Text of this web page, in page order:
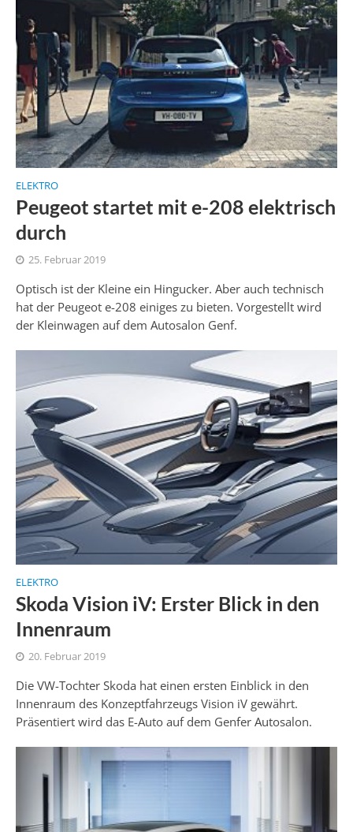
ELEKTRO
Peugeot startet mit e-208 elektrisch
durch
25. Februar 2019
Optisch ist der Kleine ein Hingucker. Aber auch technisch
hat der Peugeot e-208 einiges zu bieten. Vorgestellt wird
der Kleinwagen auf dem Autosalon Genf.
ELEKTRO
Skoda Vision iV: Erster Blick in den
Innenraum
20. Februar 2019
Die VW-Tochter Skoda hat einen ersten Einblick in den
Innenraum des Konzeptfahrzeugs Vision iV gewährt.
Präsentiert wird das E-Auto auf dem Genfer Autosalon.